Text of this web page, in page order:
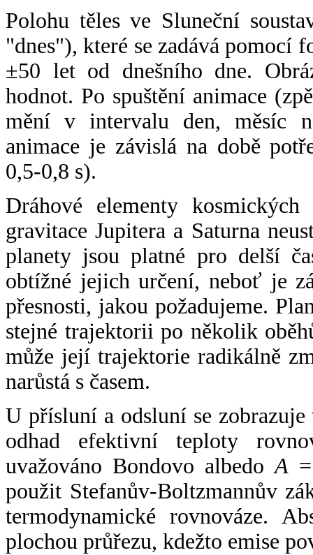
Polohu těles ve Sluneční
"dnes"), které se zadává pomocí
±50 let od dnešního dne.
hodnot. Po spuštění animace
mění v intervalu den, měsíc
animace je závislá na době
0,5-0,8 s).
Dráhové elementy
gravitace Jupitera a Saturna
planety jsou platné pro delší
obtížné jejich určení, neboť je
přesnosti, jakou požadujeme.
stejné trajektorii po několik
může její trajektorie radikálně
narůstá s časem.
U přísluní a odsluní se
odhad efektivní teploty
uvažováno Bondovo albedoA
použit Stefanův-Boltzmannův
termodynamické rovnováze.
plochou průřezu, kdežto emise